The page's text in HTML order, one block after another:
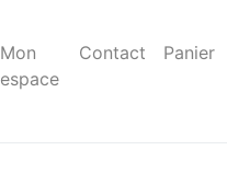
Mon
espace
Contact
Panier